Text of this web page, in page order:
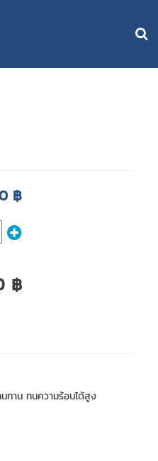
฿
฿
ทาน ทนความร้อนได้สูง